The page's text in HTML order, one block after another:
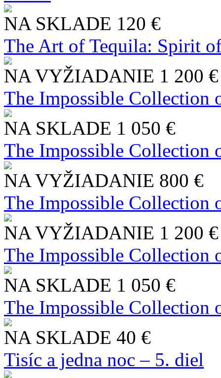
NA SKLADE 120 €
The Art of Tequila: Spirit
NA VYŽIADANIE 1 200 €
The Impossible Collection
NA SKLADE 1 050 €
The Impossible Collection
NA VYŽIADANIE 800 €
The Impossible Collection
NA VYŽIADANIE 1 200 €
The Impossible Collection
NA SKLADE 1 050 €
The Impossible Collection
NA SKLADE 40 €
Tisíc a jedna noc – 5. diel